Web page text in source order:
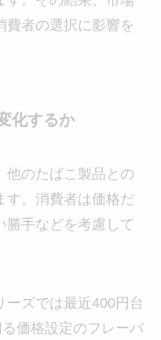
費者の選択に影響を
化するか
他のたばこ製品との
す。消費者は価格だ
勝手などを考慮して
ーズでは最近400円台
価格設定のフレーバ